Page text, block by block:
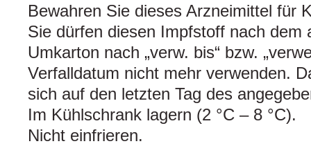
Bewahren Sie dieses Arzneimittel für
Sie dürfen diesen Impfstoff nach dem
Umkarton nach „verw. bis“ bzw.
Verfalldatum nicht mehr verwenden.
sich auf den letzten Tag des
Im Kühlschrank lagern (2 °C – 8 °C).
Nicht einfrieren.